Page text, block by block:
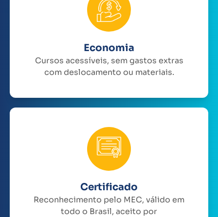
Economia
Cursos acessíveis, sem gastos extras
com deslocamento ou materiais.
Certificado
Reconhecimento pelo MEC, válido em
todo o Brasil, aceito por